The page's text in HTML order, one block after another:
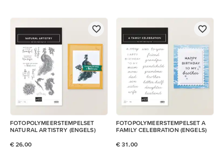
FOTOPOLYMEERSTEMPELSET
NATURAL ARTISTRY (ENGELS)
€ 26,00
FOTOPOLYMEERSTEMPELSET A
FAMILY CELEBRATION (ENGELS)
€ 31,00